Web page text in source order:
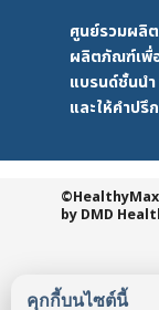
คุกกี้บนไซต์นี้
ศูนย์รวมผลิ
ผลิตภัณฑ์เพื่
แบรนด์ชั้นน
และให้คำป
by DMD